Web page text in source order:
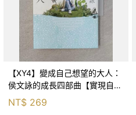
【XY4】變成自己想望的大人：
侯文詠的成長四部曲【實現自
己】_侯文詠
NT$ 269